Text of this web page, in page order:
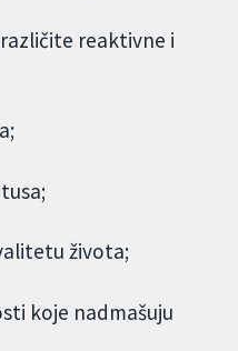
reaktivne i
života;
koje nadmašuju